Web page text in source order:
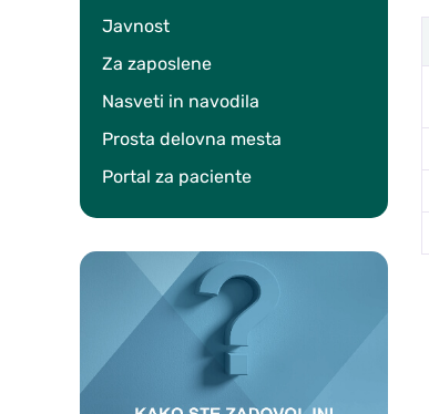
Javnost
Za zaposlene
Nasveti in navodila
Prosta delovna mesta
Portal za paciente